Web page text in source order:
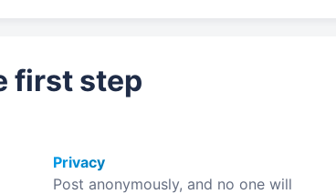
first step
Privacy
Post anonymously, and no one will